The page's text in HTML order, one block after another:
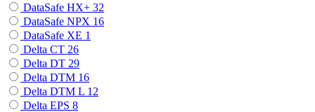
DataSafe HX+ 32
DataSafe NPX 16
DataSafe XE 1
Delta CT 26
Delta DT 29
Delta DTM 16
Delta DTM L 12
Delta EPS 8